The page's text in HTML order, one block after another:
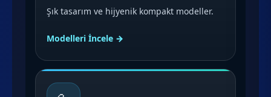
Şık tasarım ve hijyenik kompakt modeller.
Modelleri İncele →